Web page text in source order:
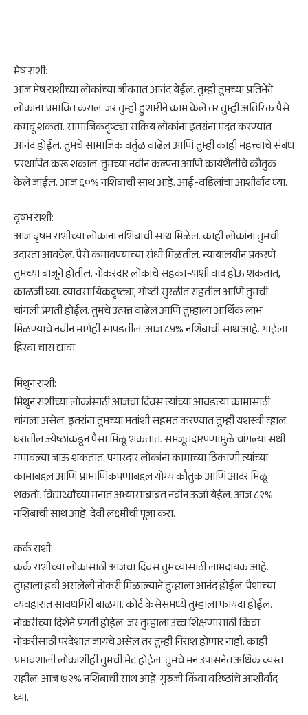
मेष राशी:
आज मेष राशीच्या लोकांच्या जीवनात आनंद येईल. तुम्ही तुमच्या प्रतिभेने
लोकांना प्रभावित कराल. जर तुम्ही हुशारीने काम केले तर तुम्ही अतिरिक्त पैसे
कमवू शकता. सामाजिकदृष्ट्या सक्रिय लोकांना इतरांना मदत करण्यात
आनंद होईल. तुमचे सामाजिक वर्तुळ वाढेल आणि तुम्ही काही महत्त्वाचे संबंध
प्रस्थापित करू शकाल. तुमच्या नवीन कल्पना आणि कार्यशैलीचे कौतुक
केले जाईल. आज ६०% नशिबाची साथ आहे. आई-वडिलांचा आशीर्वाद घ्या.
​वृषभ राशी:
आज वृषभ राशीच्या लोकांना नशिबाची साथ मिळेल. काही लोकांना तुमची
उदारता आवडेल. पैसे कमावण्याच्या संधी मिळतील. न्यायालयीन प्रकरणे
तुमच्या बाजूने होतील. नोकरदार लोकांचे सहकाऱ्याशी वाद होऊ शकतात,
काळजी घ्या. व्यावसायिकदृष्ट्या, गोष्टी सुरळीत राहतील आणि तुमची
चांगली प्रगती होईल. तुमचे उत्पन्न वाढेल आणि तुम्हाला आर्थिक लाभ
मिळण्याचे नवीन मार्गही सापडतील. आज ८५% नशिबाची साथ आहे. गाईला
हिरवा चारा द्यावा.
​मिथुन राशी:
मिथुन राशीच्या लोकांसाठी आजचा दिवस त्यांच्या आवडत्या कामासाठी
चांगला असेल. इतरांना तुमच्या मतांशी सहमत करण्यात तुम्ही यशस्वी व्हाल.
घरातील ज्येष्ठांकडून पैसा मिळू शकतात. समजूतदारपणामुळे चांगल्या संधी
गमावल्या जाऊ शकतात. पगारदार लोकांना कामाच्या ठिकाणी त्यांच्या
कामाबद्दल आणि प्रामाणिकपणाबद्दल योग्य कौतुक आणि आदर मिळू
शकतो. विद्यार्थ्यांच्या मनात अभ्यासाबाबत नवीन ऊर्जा येईल. आज ८२%
नशिबाची साथ आहे. देवी लक्ष्मीची पूजा करा.
कर्क राशी:
कर्क राशीच्या लोकांसाठी आजचा दिवस तुमच्यासाठी लाभदायक आहे.
तुम्हाला हवी असलेली नोकरी मिळाल्याने तुम्हाला आनंद होईल. पैशाच्या
व्यवहारात सावधगिरी बाळगा. कोर्ट केसेसमध्ये तुम्हाला फायदा होईल.
नोकरीच्या दिशेने प्रगती होईल. जर तुम्हाला उच्च शिक्षणासाठी किंवा
नोकरीसाठी परदेशात जायचे असेल तर तुम्ही निराश होणार नाही. काही
प्रभावशाली लोकांशीही तुमची भेट होईल. तुमचे मन उपासनेत अधिक व्यस्त
राहील. आज ७२% नशिबाची साथ आहे. गुरुजी किंवा वरिष्ठांचे आशीर्वाद
घ्या.